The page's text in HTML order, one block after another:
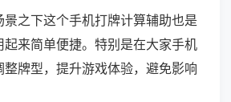
景之下这个手机打牌计算辅助也是
起来简单便捷。特别是在大家手机
牌型，提升游戏体验，避免影响